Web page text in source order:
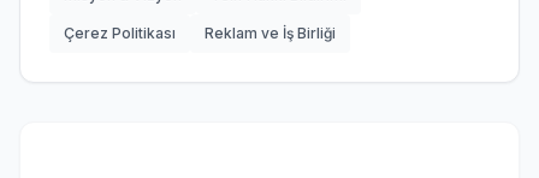
Çerez Politikası Reklam ve İş Birliği